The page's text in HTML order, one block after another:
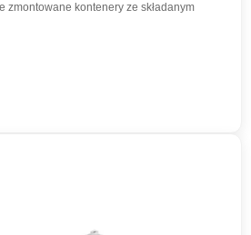
zmontowane kontenery ze składanym